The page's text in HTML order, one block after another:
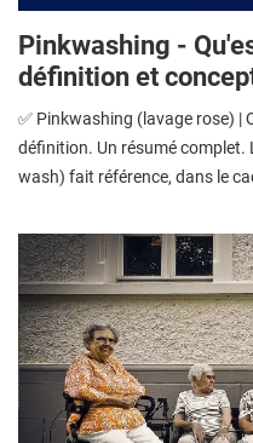
Pinkwashing -
définition et
✅ Pinkwashing (lavage rose) |
définition. Un résumé
wash) fait référence, dans le